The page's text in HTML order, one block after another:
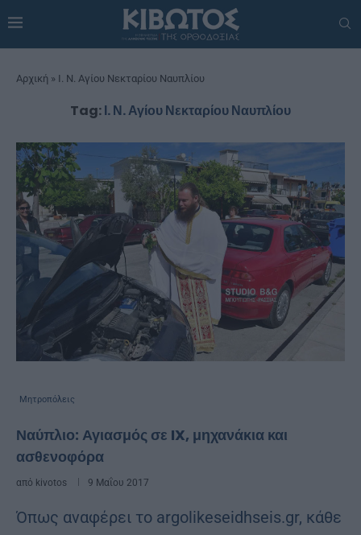
Αρχική » Ι. Ν. Αγίου Νεκταρίου Ναυπλίου
Tag:Ι. Ν. Αγίου Νεκταρίου Ναυπλίου
Μητροπόλεις
Ναύπλιο: Αγιασμός σε IX, μηχανάκια και
ασθενοφόρα
από kivotos 9 Μαΐου 2017
Όπως αναφέρει το argolikeseidhseis.gr, κάθε